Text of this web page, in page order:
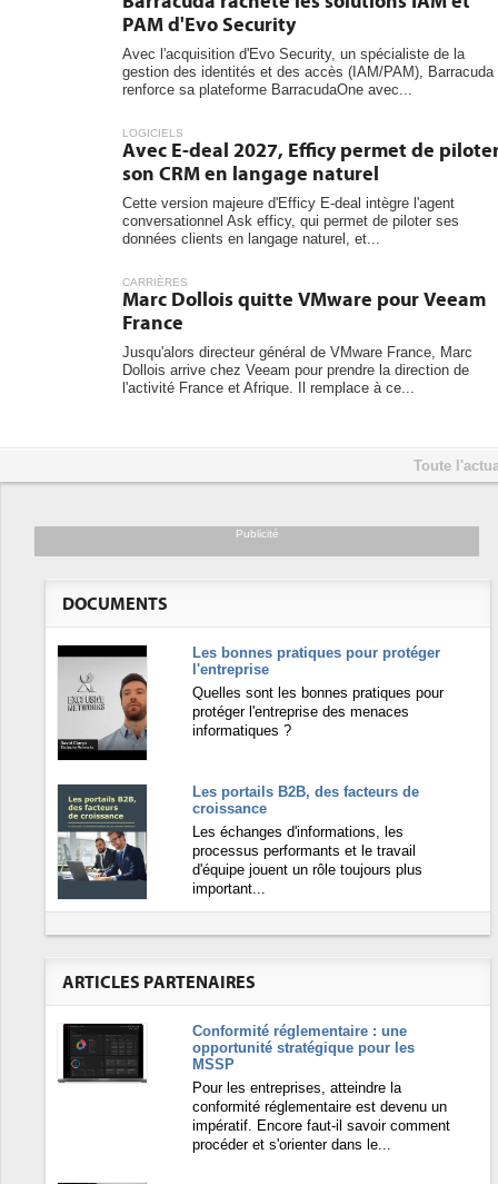
PAM d'Evo Security
Avec l'acquisition d'Evo Security, un spécialiste de la
gestion des identités et des accès (IAM/PAM), Barracuda
renforce sa plateforme BarracudaOne avec...
LOGICIELS
Avec E-deal 2027, Efficy permet de
son CRM en langage naturel
Cette version majeure d'Efficy E-deal intègre l'agent
conversationnel Ask efficy, qui permet de piloter ses
données clients en langage naturel, et...
CARRIÈRES
Marc Dollois quitte VMware pour Veeam
France
Jusqu'alors directeur général de VMware France, Marc
Dollois arrive chez Veeam pour prendre la direction de
l'activité France et Afrique. Il remplace à ce...
Toute
Publicité
DOCUMENTS
Les bonnes pratiques pour protéger
l'entreprise
Quelles sont les bonnes pratiques pour
protéger l'entreprise des menaces
informatiques ?
Les portails B2B, des facteurs de
croissance
Les échanges d'informations, les
processus performants et le travail
d'équipe jouent un rôle toujours plus
important...
ARTICLES PARTENAIRES
Conformité réglementaire : une
opportunité stratégique pour les
MSSP
Pour les entreprises, atteindre la
conformité réglementaire est devenu un
impératif. Encore faut-il savoir comment
procéder et s'orienter dans le...